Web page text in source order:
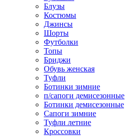
Блузы
Костюмы
Джинсы
Шорты
Футболки
Топы
Бриджи
Обувь женская
Туфли
Ботинки зимние
п/сапоги демисезонные
Ботинки демисезонные
Сапоги зимние
Туфли летние
Кроссовки